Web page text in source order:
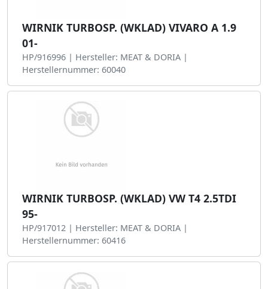
WIRNIK TURBOSP. (WKLAD) VIVARO A 1.9
01-
HP/916996 | Hersteller: MEAT & DORIA |
Herstellernummer: 60040
WIRNIK TURBOSP. (WKLAD) VW T4 2.5TDI
95-
HP/917012 | Hersteller: MEAT & DORIA |
Herstellernummer: 60416